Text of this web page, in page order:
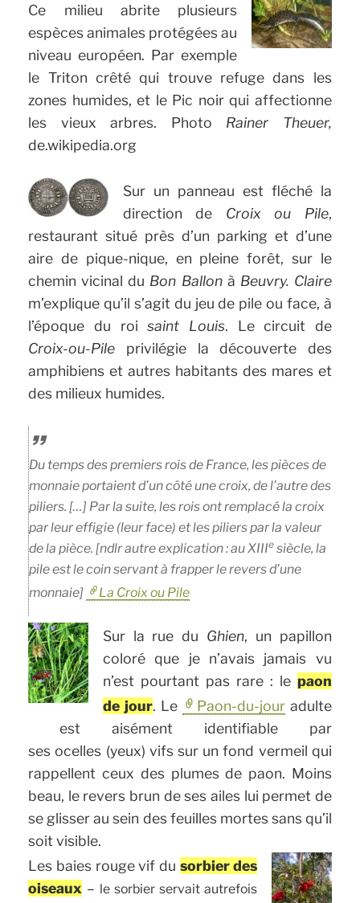
Ce milieu abrite plusieurs
espèces animales protégées au
niveau européen. Par exemple
le Triton crêté qui trouve refuge dans les
zones humides, et le Pic noir qui affectionne
les vieux arbres. Photo Rainer Theuer,
de.wikipedia.org
Sur un panneau est fléché la
direction de Croix ou Pile,
restaurant situé près d’un parking et d’une
aire de pique-nique, en pleine forêt, sur le
chemin vicinal du Bon Ballonà Beuvry. Claire
m’explique qu’il s’agit du jeu de pile ou face, à
l’époque du roisaint Louis. Le circuit de
Croix-ou-Pile privilégie la découverte des
amphibiens et autres habitants des mares et
des milieux humides.
Du temps des premiers rois de France, les pièces de
monnaie portaient d’un côté une croix, de l’autre des
piliers. […] Par la suite, les rois ont remplacé la croix
par leur effigie (leur face) et les piliers par la valeur
de la pièce. [ndlr autre explication : au XIIIe siècle, la
pile est le coin servant à frapper le revers d’une
monnaie]
La Croix ou Pile
Sur la rue du Ghien, un papillon
coloré que je n’avais jamais vu
n’est pourtant pas rare : le paon
de jour. Le Paon-du-jouradulte
est aisément identifiable par
ses ocelles (yeux) vifs sur un fond vermeil qui
rappellent ceux des plumes de paon. Moins
beau, le revers brun de ses ailes lui permet de
se glisser au sein des feuilles mortes sans qu’il
soit visible.
Les baies rouge vif du sorbier des
oiseaux – le sorbier servait autrefois